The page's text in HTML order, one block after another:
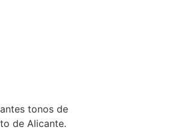
tonos de
de Alicante.